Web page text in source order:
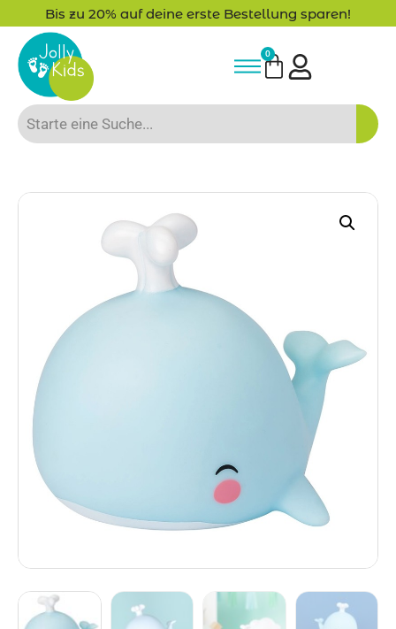
Bis zu 20% auf deine erste Bestellung sparen!
0